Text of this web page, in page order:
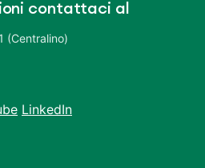
contattaci al
(Centralino)
LinkedIn